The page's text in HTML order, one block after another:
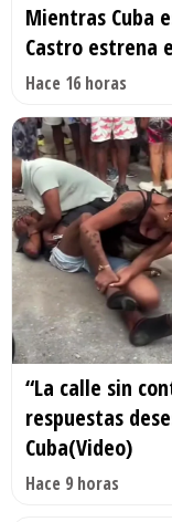
Mientras Cuba
Castro estrena
Hace 16 horas
“La calle sin
respuestas
Cuba(Video)
Hace 9 horas